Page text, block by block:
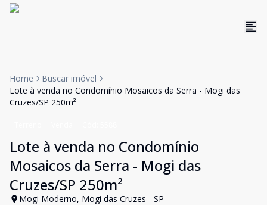
Home
Buscar imóvel
Lote à venda no Condomínio Mosaicos da Serra - Mogi das
Cruzes/SP 250m²
Lote à venda no Condomínio
Mosaicos da Serra - Mogi das
Cruzes/SP 250m²
Mogi Moderno, Mogi das Cruzes - SP